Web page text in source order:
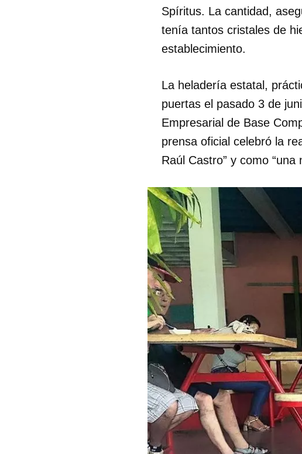
Spíritus. La cantidad,
tenía tantos cristales de
establecimiento.
La heladería estatal,
puertas el pasado 3 de
Empresarial de Base
prensa oficial celebró la
Raúl Castro” y como “una